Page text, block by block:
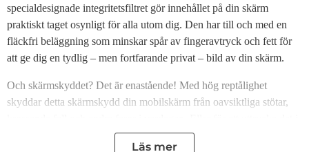
specialdesignade integritetsfiltret gör innehållet på din skärm
praktiskt taget osynligt för alla utom dig. Den har till och med en
fläckfri beläggning som minskar spår av fingeravtryck och fett för
att ge dig en tydlig – men fortfarande privat – bild av din skärm.
Och skärmskyddet? Det är enastående! Med hög reptålighet
skyddar detta skärmskydd din mobilskärm från oavsiktliga stötar,
mer hållbara termer: Det förlänger livslängden på din mobil, vilket
Läs mer